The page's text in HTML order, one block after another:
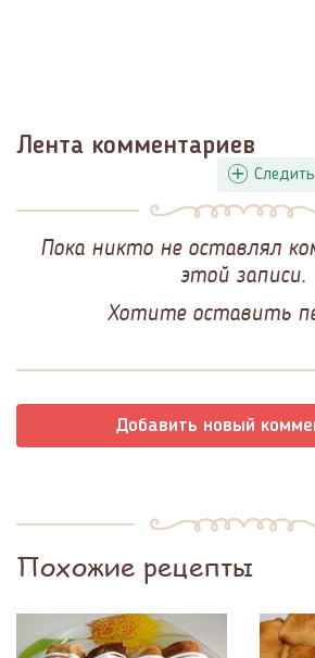
Лента комментариев
Пока никто не оставлял
этой записи.
Хотите оставить
Добавить новый
Похожие рецепты